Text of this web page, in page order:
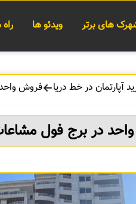
های برتر ویدئو ها
آپارتمان در خط دریا فروش واحد
در برج فول